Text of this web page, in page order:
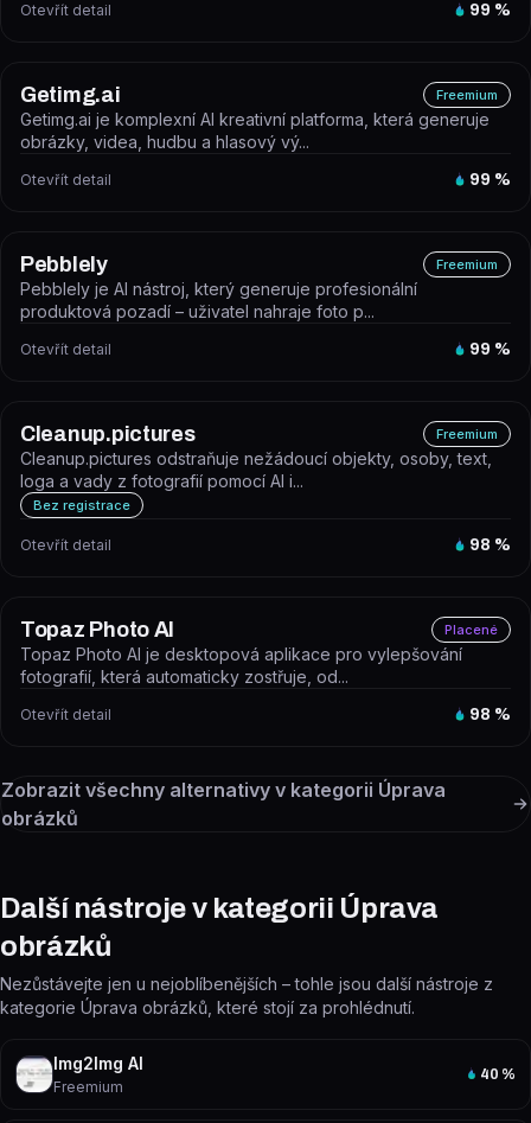
Otevřít detail 99 %
Getimg.ai Freemium
Getimg.ai je komplexní AI kreativní platforma, která generuje
obrázky, videa, hudbu a hlasový vý...
Otevřít detail 99 %
Pebblely Freemium
Pebblely je AI nástroj, který generuje profesionální
produktová pozadí – uživatel nahraje foto p...
Otevřít detail 99 %
Cleanup.pictures Freemium
Cleanup.pictures odstraňuje nežádoucí objekty, osoby, text,
loga a vady z fotografií pomocí AI i...
Bez registrace
Otevřít detail 98 %
Topaz Photo AI Placené
Topaz Photo AI je desktopová aplikace pro vylepšování
fotografií, která automaticky zostřuje, od...
Otevřít detail 98 %
Zobrazit všechny alternativy v kategorii Úprava
obrázků
Další nástroje v kategorii Úprava
obrázků
Nezůstávejte jen u nejoblíbenějších – tohle jsou další nástroje z
kategorie Úprava obrázků, které stojí za prohlédnutí.
Img2Img AI
Freemium
40 %